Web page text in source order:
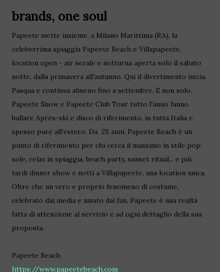
brands, one soul
Papeete mette insieme, a Milano Marittima (RA), la
celeberrima spiaggia Papeete Beach e Villapapeete,
location open - air serale e notturna aperta solo il sabato
notte, dalla primavera all'autunno. Qui il divertimento inizia
Pasqua e continua almeno fino a settembre. E non solo,
Papeete Snow e Papeete Club Tour tutto l'anno fanno
ballare Après-ski e disco di riferimento, in tutta Italia e
spesso pure all'estero. Da 25 anni, Papeete Beach è un
punto di riferimento per chi cerca il massimo in stile pop:
sole, relax in spiaggia, beach party, sunset ritual... e più
tardi dinner show e notti a Villapapeete, una location unica.
Oltre che un vero e proprio fenomeno di costume,
celebrato dai media e amato dai fan, Papeete è una realtà
fatta di attenzione al servizio e ad ogni dettaglio della sua
proposta.
Papeete Beach
https://www.papeetebeach.com